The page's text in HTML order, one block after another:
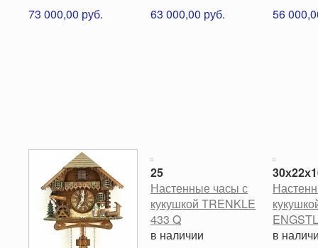
73 000,00 руб.
63 000,00 руб.
56
25
Настенные часы с
кукушкой TRENKLE
433 Q
в наличии
в